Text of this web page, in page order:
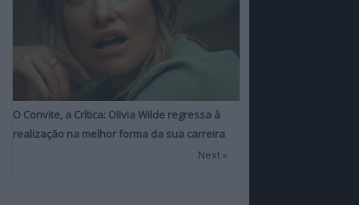
O Convite, a Crítica: Olivia Wilde regressa à
realização na melhor forma da sua carreira
Next »